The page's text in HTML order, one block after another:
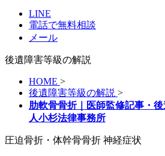
LINE
電話で無料相談
メール
後遺障害等級の解説
HOME >
後遺障害等級の解説 >
肋軟骨骨折｜医師監修記事・
人小杉法律事務所
圧迫骨折・体幹骨骨折 神経症状